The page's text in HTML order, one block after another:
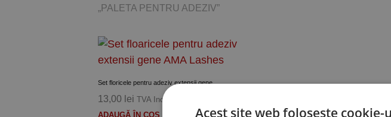
„PALETA PENTRU ADEZIV”
Adauga la Produse preferate
Set floricele pentru adeziv extensii gene
13,00 lei TVA Inclus
ADAUGĂ ÎN COȘ
Acest site web folosește cookie-